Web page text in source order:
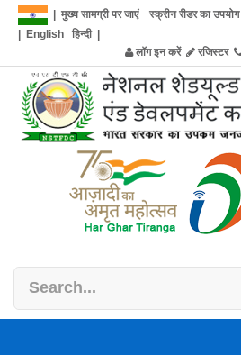
मुख्य सामग्री पर जाएं स्क्रीन रीडर का उपयोग
English हिन्दी|
लॉग इन करें
रजिस्टर